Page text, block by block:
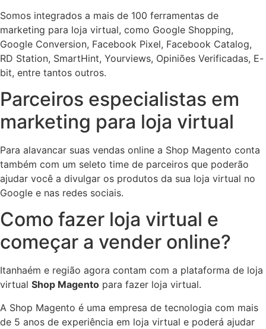
Somos integrados a mais de 100 ferramentas de
marketing para loja virtual, como Google Shopping,
Google Conversion, Facebook Pixel, Facebook Catalog,
RD Station, SmartHint, Yourviews, Opiniões Verificadas, E-
bit, entre tantos outros.
Parceiros especialistas em
marketing para loja virtual
Para alavancar suas vendas online a Shop Magento conta
também com um seleto time de parceiros que poderão
ajudar você a divulgar os produtos da sua loja virtual no
Google e nas redes sociais.
Como fazer loja virtual e
começar a vender online?
Itanhaém e região agora contam com a plataforma de loja
virtual Shop Magento para fazer loja virtual.
A Shop Magento é uma empresa de tecnologia com mais
de 5 anos de experiência em loja virtual e poderá ajudar